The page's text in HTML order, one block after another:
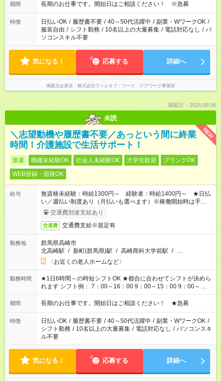
期間 長期のお仕事です。開始日はご相談ください！ ※急募
特徴 日払いOK / 履歴書不要 / 40～50代活躍中 / 副業・WワークOK /
服装自由 / シフト勤務 / 10名以上の大量募集 / 電話対応なし / パ
ソコンスキル不要
気になる！ 応募する 詳細へ
掲載元企業名 株式会社ウィルオブ・ワーク ケアワーク事業部
掲載日：2026.08.06
未読
NEW
＼志望動機や履歴書不要／あっという間に終業
時間！介護施設で生活サポート！
派遣 職種未経験OK 社会人未経験OK 大学生歓迎
ブランクOK
WEB登録・面接OK
給与
無資格未経験：時給1300円～ 経験者：時給1400円～ ★日払
い／週払い制度あり（月払いも選べます）※稼働開始時は手続き
完了次第のお支払いとなります。
交通費別途支給あり
交通費 交通費支給※規定有
勤務地
群馬県高崎市
北高崎駅 / 新町(群馬県)駅 / 高崎商科大学前駅 / …
〈お近くの老人ホームなど〉
勤務時間
★1日6時間～の時短シフトOK ★都合に合わせてシフトが決めら
れます シフト例： 7：00～16：00 9：00～15：00 9：00～
18：00 11：00～20：00 など ※Wワークの場合、他のお仕事と
合わせ週40時間超の就業はご案内できません ※法令に基づき、
派遣法（日雇い派遣の原則禁止）により、短時間・短期間の就
業はご案内が難しい場合があります
期間 長期のお仕事です。開始日はご相談ください！ ★急募
特徴 日払いOK / 履歴書不要 / 40～50代活躍中 / 副業・WワークOK /
シフト勤務 / 10名以上の大量募集 / 電話対応なし / パソコンスキ
ル不要
気になる！ 応募する 詳細へ